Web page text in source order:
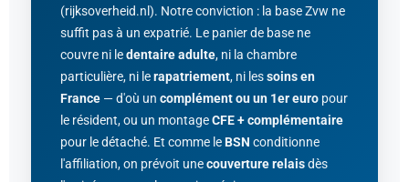
(rijksoverheid.nl). Notre conviction : la base Zvw ne
suffit pas à un expatrié. Le panier de base ne
couvre ni ledentaire adulte, ni la chambre
particulière, ni lerapatriement, ni lessoins en
France — d'où un complément ou un 1er euro pour
le résident, ou un montageCFE + complémentaire
pour le détaché. Et comme leBSN conditionne
l'affiliation, on prévoit unecouverture relaisdès